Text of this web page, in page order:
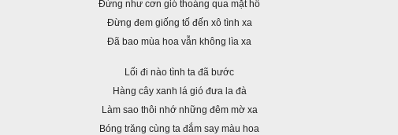
Đừng như cơn gió thoáng qua mặt hồ
Đừng đem giống tố đến xô tình xa
Đã bao mùa hoa vẫn không lìa xa
Lối đi nào tình ta đã bước
Hàng cây xanh lá gió đưa la đà
Làm sao thôi nhớ những đêm mờ xa
Bóng trăng cùng ta đắm say màu hoa